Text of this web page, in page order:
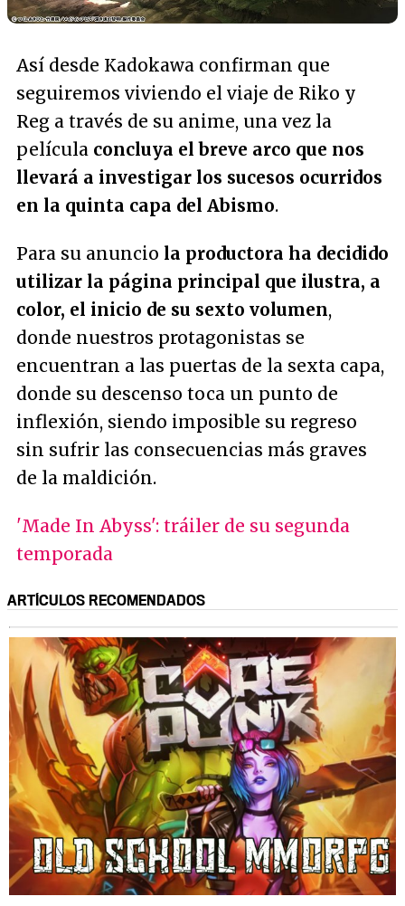
Así desde Kadokawa confirman que
seguiremos viviendo el viaje de Riko y
Reg a través de su anime, una vez la
película concluya el breve arco que nos
llevará a investigar los sucesos ocurridos
en la quinta capa del Abismo.
Para su anuncio la productora ha decidido
utilizar la página principal que ilustra, a
color, el inicio de su sexto volumen,
donde nuestros protagonistas se
encuentran a las puertas de la sexta capa,
donde su descenso toca un punto de
inflexión, siendo imposible su regreso
sin sufrir las consecuencias más graves
de la maldición.
'Made In Abyss': tráiler de su segunda
temporada
ARTÍCULOS RECOMENDADOS